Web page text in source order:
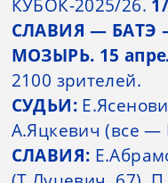
КУБОК-2025/26.
СЛАВИЯ — БАТЭ
МОЗЫРЬ. 15
2100 зрителей.
СУДЬИ:
А.Яцкевич (все —
СЛАВИЯ: